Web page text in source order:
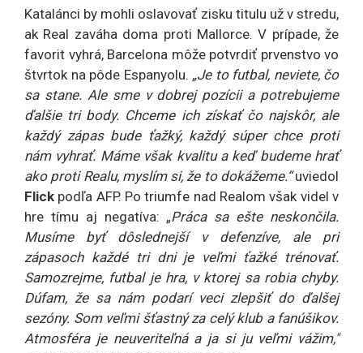
Katalánci by mohli oslavovať zisku titulu už v stredu,
ak Real zaváha doma proti Mallorce. V prípade, že
favorit vyhrá, Barcelona môže potvrdiť prvenstvo vo
štvrtok na pôde Espanyolu. „Je to futbal, neviete, čo
sa stane. Ale sme v dobrej pozícii a potrebujeme
ďalšie tri body. Chceme ich získať čo najskôr, ale
každý zápas bude ťažký, každý súper chce proti
nám vyhrať. Máme však kvalitu a keď budeme hrať
ako proti Realu, myslím si, že to dokážeme.“uviedol
Flick podľa AFP. Po triumfe nad Realom však videl v
hre tímu aj negatíva: „Práca sa ešte neskončila.
Musíme byť dôslednejší v defenzíve, ale pri
zápasoch každé tri dni je veľmi ťažké trénovať.
Samozrejme, futbal je hra, v ktorej sa robia chyby.
Dúfam, že sa nám podarí veci zlepšiť do ďalšej
sezóny. Som veľmi šťastný za celý klub a fanúšikov.
Atmosféra je neuveriteľná a ja si ju veľmi vážim,"